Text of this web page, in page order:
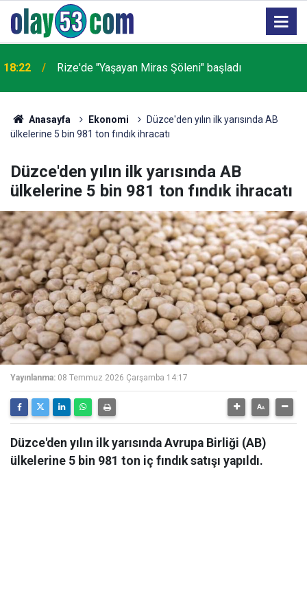
18:22 Rize'de "Yaşayan Miras Şöleni" başladı
Anasayfa Ekonomi
Düzce'den yılın ilk yarısında AB
ülkelerine 5 bin 981 ton fındık ihracatı
Düzce'den yılın ilk yarısında AB
ülkelerine 5 bin 981 ton fındık ihracatı
Yayınlanma: 08 Temmuz 2026 Çarşamba 14:17
Düzce'den yılın ilk yarısında Avrupa Birliği (AB)
ülkelerine 5 bin 981 ton iç fındık satışı yapıldı.